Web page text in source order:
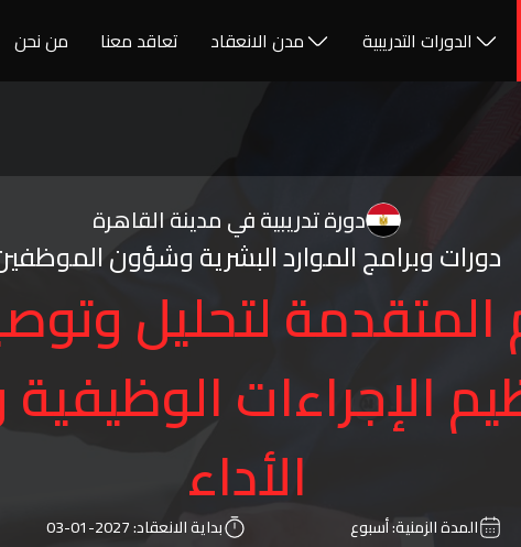
الدورات التدريبية مدن الانعقاد تعاقد معنا من نحن
دورة تدريبية في مدينة القاهرة
دورات وبرامج الموارد البشرية وشؤون
المتقدمة لتحليل
الإجراءات
الأداء
المدة الزمنية:أسبوع بداية الانعقاد:2027-01-03